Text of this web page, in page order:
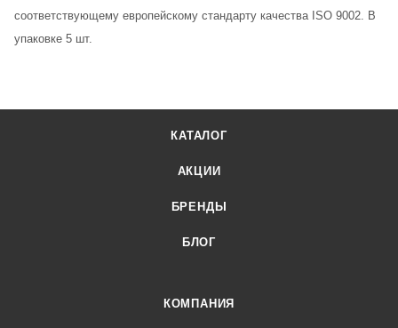
соответствующему европейскому стандарту качества ISO 9002. В
упаковке 5 шт.
КАТАЛОГ
АКЦИИ
БРЕНДЫ
БЛОГ
КОМПАНИЯ